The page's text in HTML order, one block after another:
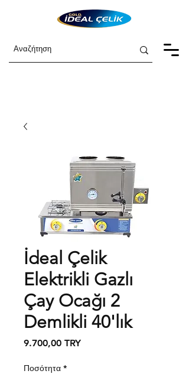
İdeal Çelik
Elektrikli Gazlı
Çay Ocağı 2
Demlikli 40'lık
9.700,00 TRYΤιμή
Ποσότητα *